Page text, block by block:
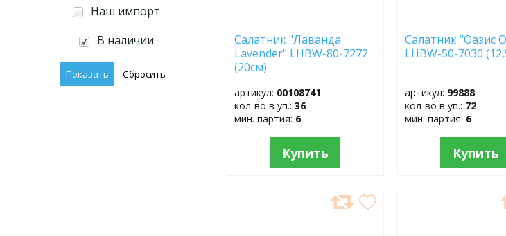
Наш импорт
В наличии
Салатник "Лаванда
Lavender" LHBW-80-7272
(20см)
артикул: 00108741
кол-во в уп.:36
мин. партия: 6
Купить
Салатник "Оазис
LHBW-50-7030
артикул: 99888
кол-во в уп.: 72
мин. партия: 6
Купить